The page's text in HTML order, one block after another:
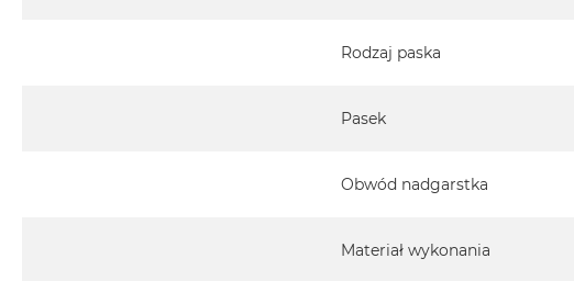
Rodzaj paska
Pasek
Obwód nadgarstka
Materiał wykonania